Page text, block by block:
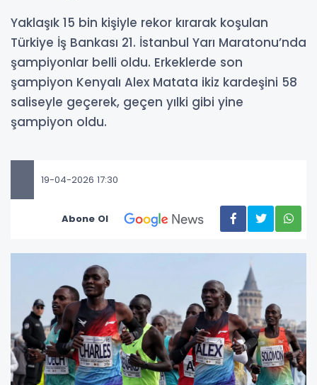
Yaklaşık 15 bin kişiyle rekor kırarak koşulan
Türkiye İş Bankası 21. İstanbul Yarı Maratonu’nda
şampiyonlar belli oldu. Erkeklerde son
şampiyon Kenyalı Alex Matata ikiz kardeşini 58
saliseyle geçerek, geçen yılki gibi yine
şampiyon oldu.
19-04-2026 17:30
Abone Ol